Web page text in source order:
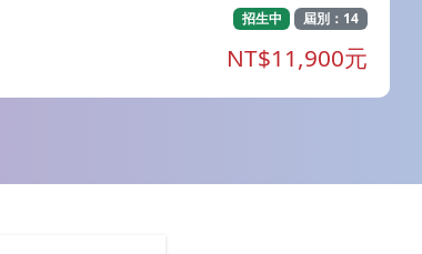
和創造能力,並創造出具備現代特徵的當代工筆繪
人才更是企業開疆拓土的重要戰力！ 身為第一線
戰將，唯有具備業務 行銷十八般武藝，才能輕易
突破業績瓶頸，讓收入再創新高！
招生中 屆別：14
NT$11,900元